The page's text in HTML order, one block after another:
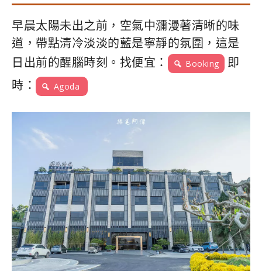
早晨太陽未出之前，空氣中瀰漫著清晰的味
道，帶點清冷淡淡的藍是寧靜的氛圍，這是
日出前的醒腦時刻。找便宜：
Booking 即
時：
Agoda